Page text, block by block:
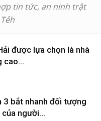
tin tức, an ninh trật
được lựa chọn là nhà
cao...
3 bắt nhanh đối tượng
người...